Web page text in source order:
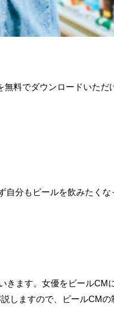
無料でダウンロードいただ
自分もビールを飲みたくな
きます。女優をビールCM
しますので、ビールCMの